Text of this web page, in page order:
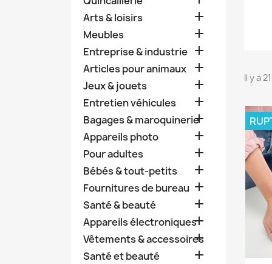
Arts & loisirs 
Meubles 
Entreprise & industrie 
Articles pour animaux 
Jeux & jouets 
Entretien véhicules 
Bagages & maroquinerie

Appareils photo 
Pour adultes 
Bébés & tout-petits 
Fournitures de bureau 
Santé & beauté 
Appareils électroniques
Vêtements & accessoires

Santé et beauté 
Il y a